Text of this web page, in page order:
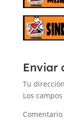
Enviar
Tu
Los
Comentario